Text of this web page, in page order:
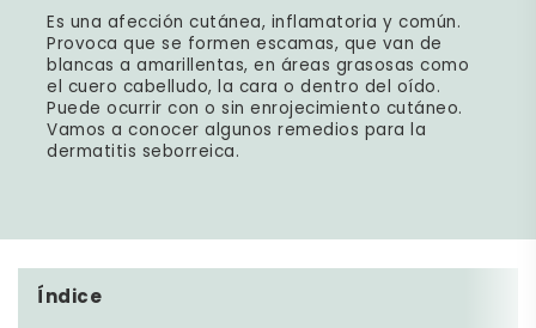
Es una afección cutánea, inflamatoria y común.
Provoca que se formen escamas, que van de
blancas a amarillentas, en áreas grasosas como
el cuero cabelludo, la cara o dentro del oído.
Puede ocurrir con o sin enrojecimiento cutáneo.
Vamos a conocer algunos remedios para la
dermatitis seborreica.
Índice